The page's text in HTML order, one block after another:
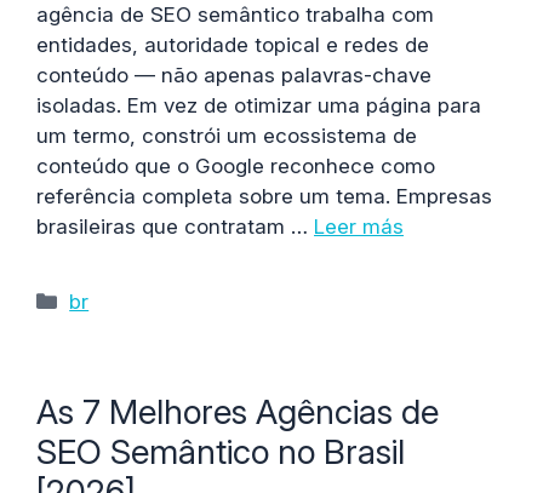
agência de SEO semântico trabalha com
entidades, autoridade topical e redes de
conteúdo — não apenas palavras-chave
isoladas. Em vez de otimizar uma página para
um termo, constrói um ecossistema de
conteúdo que o Google reconhece como
referência completa sobre um tema. Empresas
brasileiras que contratam … Leer más
Categorías
br
As 7 Melhores Agências de
SEO Semântico no Brasil